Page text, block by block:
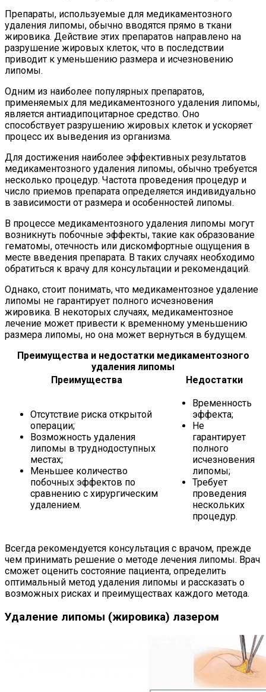
Препараты, используемые для медикаментозного
удаления липомы, обычно вводятся прямо в ткани
жировика. Действие этих препаратов направлено на
разрушение жировых клеток, что в последствии
приводит к уменьшению размера и исчезновению
липомы.
Одним из наиболее популярных препаратов,
применяемых для медикаментозного удаления липомы,
является антиадипоцитарное средство. Оно
способствует разрушению жировых клеток и ускоряет
процесс их выведения из организма.
Для достижения наиболее эффективных результатов
медикаментозного удаления липомы, обычно требуется
несколько процедур. Частота проведения процедур и
число приемов препарата определяется индивидуально
в зависимости от размера и особенностей липомы.
В процессе медикаментозного удаления липомы могут
возникнуть побочные эффекты, такие как образование
гематомы, отечность или дискомфортные ощущения в
месте введения препарата. В таких случаях необходимо
обратиться к врачу для консультации и рекомендаций.
Однако, стоит понимать, что медикаментозное удаление
липомы не гарантирует полного исчезновения
жировика. В некоторых случаях, медикаментозное
лечение может привести к временному уменьшению
размера липомы, но она может вернуться в будущем.
Преимущества и недостатки медикаментозного
удаления липомы
Преимущества
Недостатки
Отсутствие риска открытой
операции;
Возможность удаления
липомы в труднодоступных
местах;
Меньшее количество
побочных эффектов по
сравнению с хирургическим
удалением.
Временность
эффекта;
Не
гарантирует
полного
исчезновения
липомы;
Требует
проведения
нескольких
процедур.
Всегда рекомендуется консультация с врачом, прежде
чем принимать решение о методе лечения липомы. Врач
сможет оценить состояние пациента, определить
оптимальный метод удаления липомы и рассказать о
возможных рисках и преимуществах каждого метода.
Удаление липомы (жировика) лазером